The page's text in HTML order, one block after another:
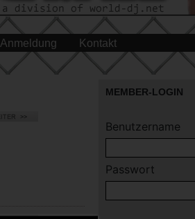
Anmeldung Kontakt
MEMBER-LOGIN
Benutzername
Passwort